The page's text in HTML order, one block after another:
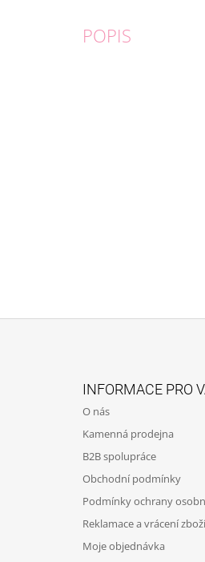
POPIS
INFORMACE PRO
O nás
Kamenná prodejna
B2B spolupráce
Obchodní podmínky
Podmínky ochrany
Reklamace a vrácení zboží
Moje objednávka